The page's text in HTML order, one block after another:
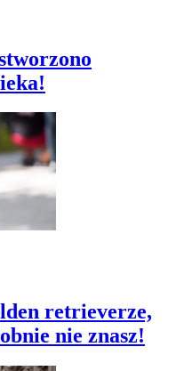
retrieverze,
nie znasz!